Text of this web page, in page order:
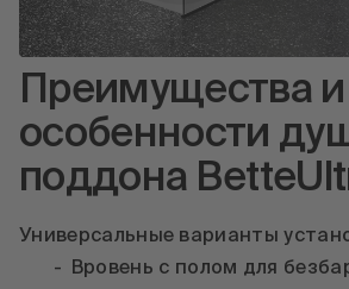
Преимущества и
особенности
поддона
Универсальные варианты
Вровень с полом для